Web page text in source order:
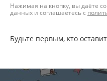
Нажимая на кнопку, вы даёте
данных и соглашаетесь с
Будьте первым, кто